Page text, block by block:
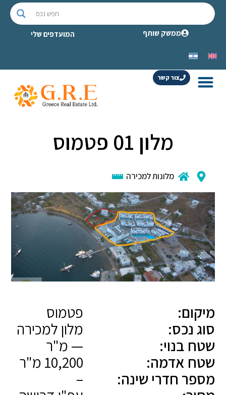
ממשק שותף המועדפים שלי
צור קשר
מלון 01 פטמוס
מלונות למכירה
מיקום:
פטמוס
סוג נכס:
מלון למכירה
שטח בנוי:
— מ"ר
שטח אדמה:
מספר חדרי שינה:
–